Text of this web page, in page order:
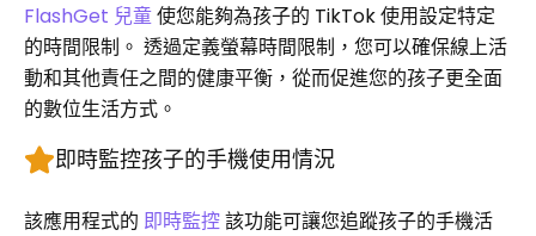
FlashGet 兒童使您能夠為孩子的 TikTok 使用設定特定
的時間限制。 透過定義螢幕時間限制，您可以確保線上活
動和其他責任之間的健康平衡，從而促進您的孩子更全面
的數位生活方式。
即時監控孩子的手機使用情況
該應用程式的 即時監控該功能可讓您追蹤孩子的手機活